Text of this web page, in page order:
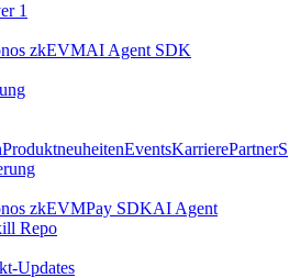
1
zkEVMAI Agent SDK
ProduktneuheitenEventsKarrierePartnerS
zkEVMPay SDKAI Agent
Repo
Updates